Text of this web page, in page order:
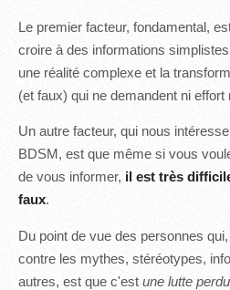
Le premier facteur, fondamental,
croire à des informations
une réalité complexe et la
(et faux) qui ne demandent ni effort
Un autre facteur, qui nous
BDSM, est que même si vous
de vous informer, il est très
faux.
Du point de vue des personnes
contre les mythes, stéréotypes,
autres, est que c'est une lutte